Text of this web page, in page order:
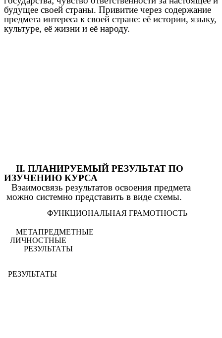
будущее своей страны. Привитие через содержание
предмета интереса к своей стране: её истории, языку,
культуре, её жизни и её народу.
II. ПЛАНИРУЕМЫЙ РЕЗУЛЬТАТ ПО
ИЗУЧЕНИЮ КУРСА
Взаимосвязь результатов освоения предмета
можно системно представить в виде схемы.
ФУНКЦИОНАЛЬНАЯ ГРАМОТНОСТЬ
МЕТАПРЕДМЕТНЫЕ
ЛИЧНОСТНЫЕ
РЕЗУЛЬТАТЫ
РЕЗУЛЬТАТЫ